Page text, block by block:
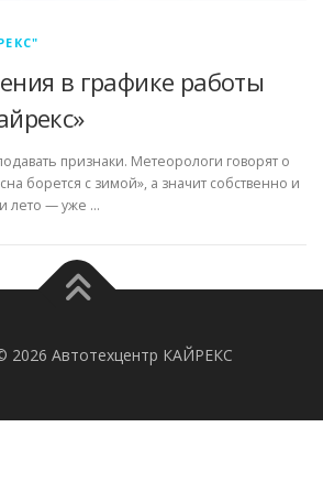
в графике работы
признаки. Метеорологи говорят о
борется с зимой», а значит собственно и
лето — уже …
2026 Автотехцентр КАЙРЕКС